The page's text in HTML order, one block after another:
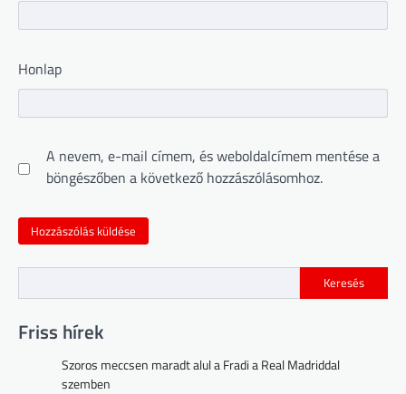
Honlap
A nevem, e-mail címem, és weboldalcímem mentése a
böngészőben a következő hozzászólásomhoz.
Keresés
Friss hírek
Szoros meccsen maradt alul a Fradi a Real Madriddal
szemben